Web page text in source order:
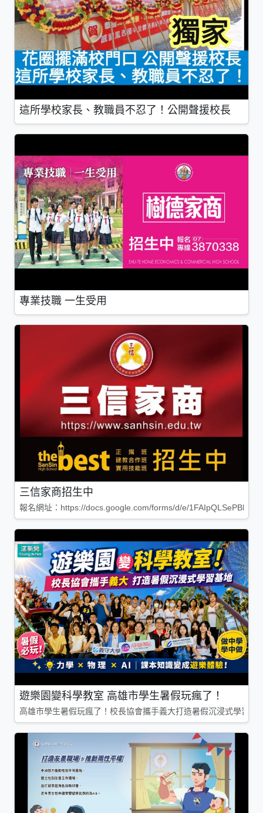
這所學校家長、教職員不忍了！公開聲援校長
專業技職 一生受用
三信家商招生中
報名網址：https://docs.google.com/forms/d/e/
遊樂園變科學教室 高雄市學生暑假玩瘋了！
高雄市學生暑假玩瘋了！校長協會攜手義大打造暑假沉浸式學習基